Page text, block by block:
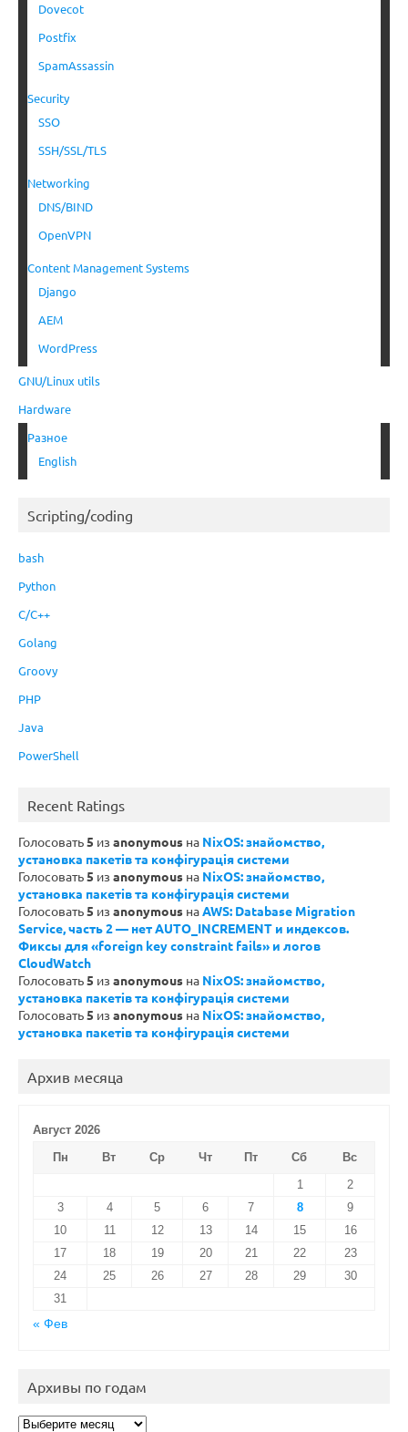
Dovecot
Postfix
SpamAssassin
Security
SSO
SSH/SSL/TLS
Networking
DNS/BIND
OpenVPN
Content Management Systems
Django
AEM
WordPress
GNU/Linux utils
Hardware
Разное
English
Scripting/coding
bash
Python
C/C++
Golang
Groovy
PHP
Java
PowerShell
Recent Ratings
Голосовать5 из anonymous на NixOS: знайомство,
установка пакетів та конфігурація системи
Голосовать5 из anonymous на NixOS: знайомство,
установка пакетів та конфігурація системи
Голосовать5 из anonymous наAWS: Database Migration
Service, часть 2 — нет AUTO_INCREMENT и индексов.
Фиксы для «foreign key constraint fails» и логов
CloudWatch
Голосовать5 из anonymous на NixOS: знайомство,
установка пакетів та конфігурація системи
Голосовать5 из anonymous на NixOS: знайомство,
установка пакетів та конфігурація системи
Архив месяца
Август 2026
Пн
Вт Ср Чт Пт Сб
Вс
1
2
3
4 5 6 7 8
9
10
11 12 13 14 15
16
17
18 19 20 21 22
23
24
25 26 27 28 29
30
31
« Фев
Архивы по годам
Архивы